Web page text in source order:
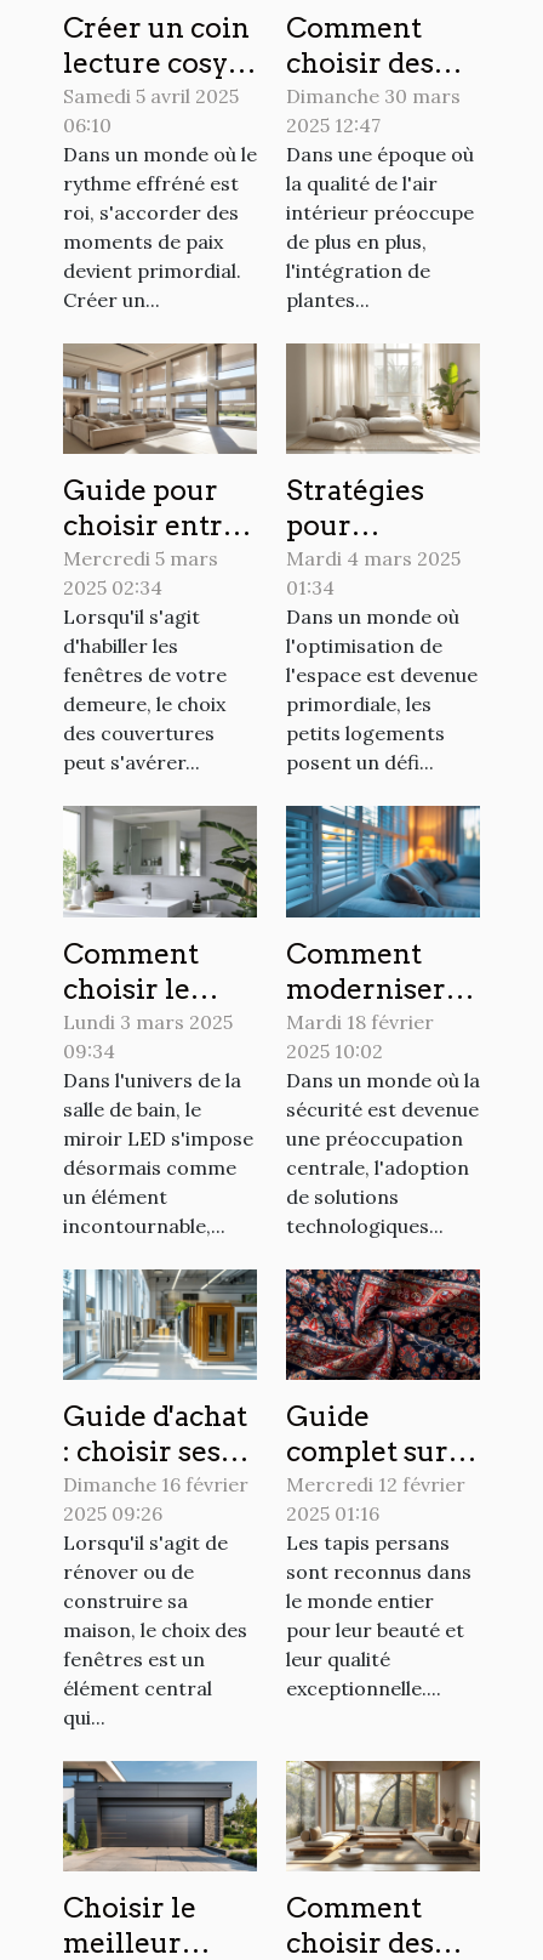
Créer un coin
lecture cosy à
la maison
étapes
simples pour
un espace
détente
personnalisé
Samedi 5 avril 2025
06:10
Dans un monde où le
rythme effréné est
roi, s'accorder des
moments de paix
devient primordial.
Créer un...
Comment
choisir des
plantes
d'intérieur
peu
exigeantes
pour purifier
l'air
Dimanche 30 mars
2025 12:47
Dans une époque où
la qualité de l'air
intérieur préoccupe
de plus en plus,
l'intégration de
plantes...
Guide pour
choisir entre
volets
roulants et
stores pour
votre maison
Mercredi 5 mars
2025 02:34
Lorsqu'il s'agit
d'habiller les
fenêtres de votre
demeure, le choix
des couvertures
peut s'avérer...
Stratégies
pour
maximiser
l'espace dans
les petits
logements
Mardi 4 mars 2025
01:34
Dans un monde où
l'optimisation de
l'espace est devenue
primordiale, les
petits logements
posent un défi...
Comment
choisir le
miroir LED
idéal pour
votre salle de
bain
Lundi 3 mars 2025
09:34
Dans l'univers de la
salle de bain, le
miroir LED s'impose
désormais comme
un élément
incontournable,...
Comment
moderniser
votre sécurité
domestique
avec des
volets
électriques
Mardi 18 février
2025 10:02
Dans un monde où la
sécurité est devenue
une préoccupation
centrale, l'adoption
de solutions
technologiques...
Guide d'achat
: choisir ses
fenêtres sur
mesure en
PVC, alu ou
bois
Dimanche 16 février
2025 09:26
Lorsqu'il s'agit de
rénover ou de
construire sa
maison, le choix des
fenêtres est un
élément central
qui...
Guide
complet sur
l'achat, la
vente et
l'entretien
des tapis
persans
Mercredi 12 février
2025 01:16
Les tapis persans
sont reconnus dans
le monde entier
pour leur beauté et
leur qualité
exceptionnelle....
Choisir le
meilleur
Comment
choisir des